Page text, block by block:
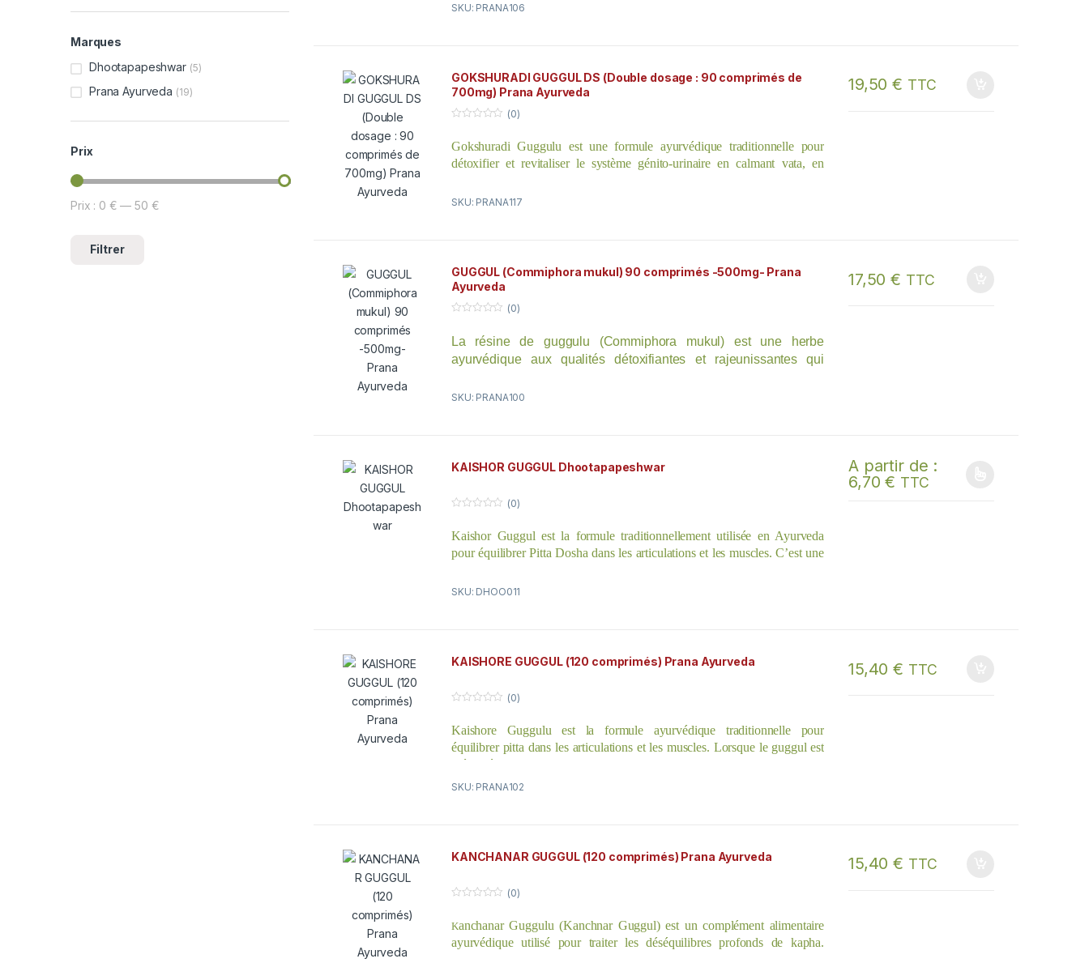
SKU: PRANA106
GOKSHURADI GUGGUL DS (Double dosage : 90 comprimés de
700mg) Prana Ayurveda
u
o
(0)
Gokshuradi Guggulu est une formule ayurvédique traditionnelle pour
détoxifier et revitaliser le système génito-urinaire en calmant vata, en
SKU: PRANA117
19,50€ TTC
GUGGUL (Commiphora mukul) 90 comprimés -500mg- Prana
Ayurveda
o
(0)
La résine de guggulu (Commiphora mukul) est une herbe
ayurvédique aux qualités détoxifiantes et rajeunissantes qui
canaux du corps et qui favorise également un mouvement
SKU: PRANA100
17,50€ TTC
KAISHOR GUGGUL Dhootapapeshwar
u
o
(0)
Kaishor Guggul est la formule traditionnellement utilisée en Ayurveda
pour équilibrer Pitta Dosha dans les articulations et les muscles. C’est une
affinité particulière pour le système musculaire et les articulations. Ses
meilleur allié.
SKU: DHOO011
A partir de :
6,70€ TTC
Ce produit a plusieurs variations. Les
KAISHORE GUGGUL (120 comprimés) Prana Ayurveda
u
o
(0)
Kaishore Guggulu est la formule ayurvédique traditionnelle pour
équilibrer pitta dans les articulations et les muscles. Lorsque le guggul est
mélangé avec du guduchi, du triphala et du trikatu, il devient une puissante
formule détoxifiante qui élimine le pitta profondément ancré du système.
SKU: PRANA102
15,40€ TTC
KANCHANAR GUGGUL (120 comprimés) Prana Ayurveda
u
o
(0)
Kanchanar Guggulu (Kanchnar Guggul) est un complément alimentaire
ayurvédique utilisé pour traiter les déséquilibres profonds de kapha.
15,40€ TTC
Marques
Dhootapapeshwar (5)
Prana Ayurveda (19)
Prix
Prix min
Prix max
Filtrer
Prix : 0 € —50 €